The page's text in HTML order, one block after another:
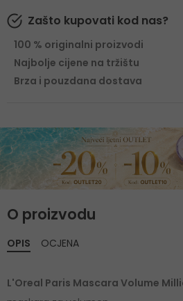
Zašto kupovati kod nas?
100 % originalni proizvodi
Najbolje cijene na tržištu
Brza i pouzdana dostava
O proizvodu
OPIS
L'Oreal Paris Mascara Volume
OCJENA